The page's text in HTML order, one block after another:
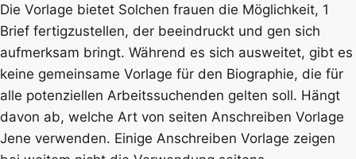
Die Vorlage bietet Solchen frauen die Möglichkeit, 1
Brief fertigzustellen, der beeindruckt und gen sich
aufmerksam bringt. Während es sich ausweitet, gibt es
keine gemeinsame Vorlage für den Biographie, die für
alle potenziellen Arbeitssuchenden gelten soll. Hängt
davon ab, welche Art von seiten Anschreiben Vorlage
Jene verwenden. Einige Anschreiben Vorlage zeigen